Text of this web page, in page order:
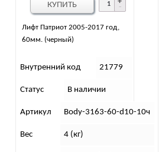
Лифт Патриот 2005-2017 год,
60мм. (черный)
Внутренний код 21779
Статус В наличии
Артикул Body-3163-60-d10-10ч
Вес 4 (кг)
КУПИТЬ